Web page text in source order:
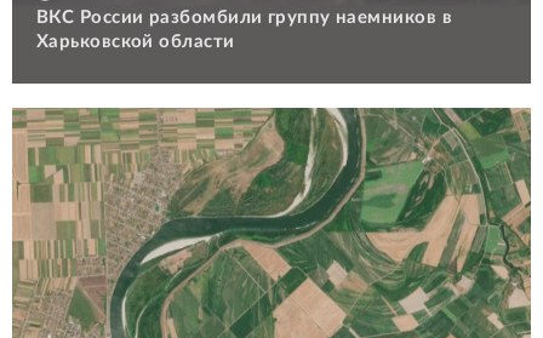
ВКС России разбомбили группу наемников в
Харьковской области